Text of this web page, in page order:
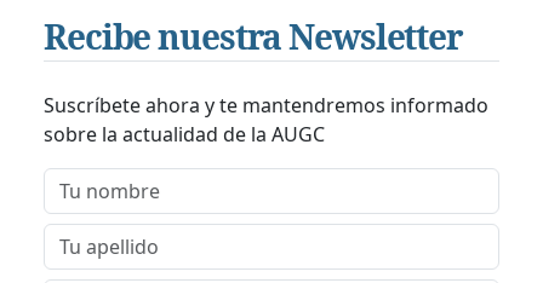
Recibe nuestra Newsletter
Suscríbete ahora y te mantendremos informado
sobre la actualidad de la AUGC